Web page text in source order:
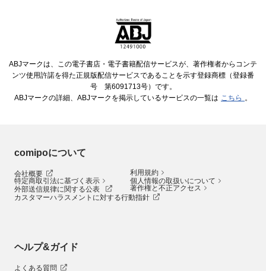
ABJマークは、この電子書店・電子書籍配信サービスが、著作権者からコンテ
ンツ使用許諾を得た正規版配信サービスであることを示す登録商標（登録番
号 第6091713号）です。
ABJマークの詳細、ABJマークを掲示しているサービスの一覧は こちら 。
comipoについて
会社概要
利用規約
特定商取引法に基づく表示
個人情報の取扱いについて
外部送信規律に関する公表
著作権と不正アクセス
カスタマーハラスメントに対する行動指針
ヘルプ&ガイド
よくある質問